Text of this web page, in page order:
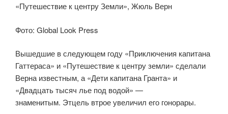
«Путешествие к центру Земли», Жюль Верн
Фото: Global Look Press
Вышедшие в следующем году «Приключения капитана
Гаттераса» и «Путешествие к центру земли» сделали
Верна известным, а «Дети капитана Гранта» и
«Двадцать тысяч лье под водой» —
знаменитым. Этцель втрое увеличил его гонорары.